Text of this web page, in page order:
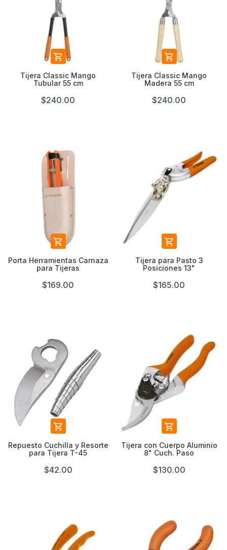

Tijera Classic Mango
Tubular 55 cm
$240.00

Tijera Classic Mango
Madera 55 cm
$240.00

Porta Herramientas Carnaza
para Tijeras
$169.00

Tijera para Pasto 3
Posiciones 13"
$165.00

Repuesto Cuchilla y Resorte
para Tijera T-45
$42.00

Tijera con Cuerpo Aluminio
8" Cuch. Paso
$130.00